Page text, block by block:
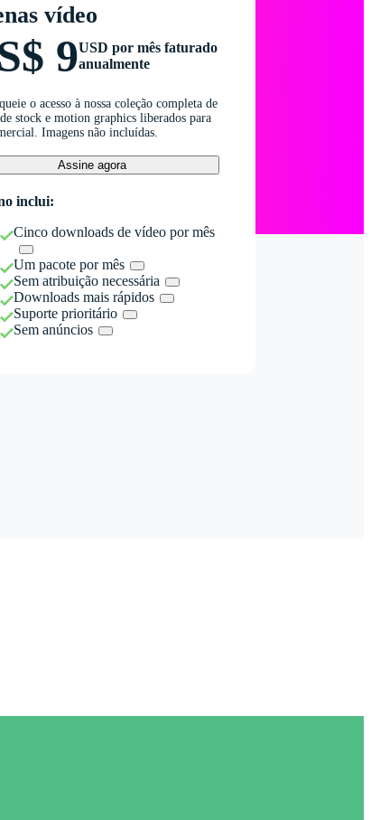
vídeo
9USD por mês faturado
anualmente
o acesso à nossa coleção completa de
stock e motion graphics liberados para
Imagens não incluídas.
Assine agora
inclui:
Cinco downloads de vídeo por mês
Um pacote por mês
Sem atribuição necessária
Downloads mais rápidos
Suporte prioritário
Sem anúncios